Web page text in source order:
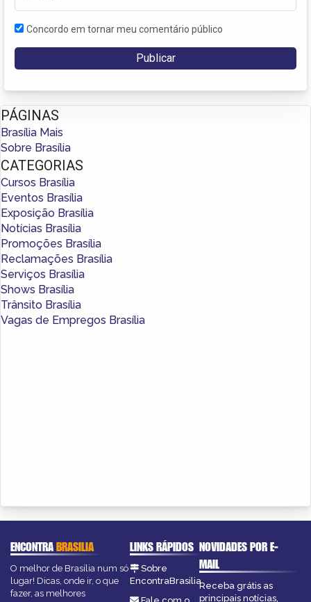
Concordo em tornar meu comentário público
PÁGINAS
Brasília Mais
Sobre Brasília
CATEGORIAS
Cursos Brasília
Eventos Brasília
Exposição Brasília
Notícias Brasília
Promoções Brasília
Reclamações Brasília
Serviços Brasília
Shows Brasília
Trânsito Brasília
Vagas de Empregos Brasília
ENCONTRABRASILIA
O melhor de Brasília num só
lugar! Dicas, onde ir, o que
fazer, as melhores
LINKS RÁPIDOS
Sobre
EncontraBrasilia
NOVIDADES POR E-
MAIL
Receba grátis as
principais notícias,